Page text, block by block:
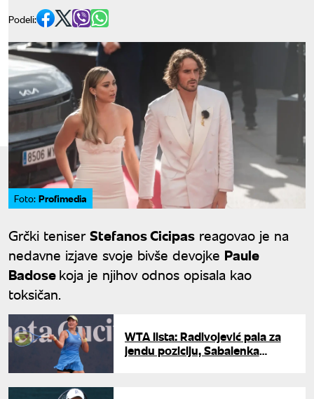
Podeli:
Foto: Profimedia
Grčki teniserStefanos Cicipas reagovao je na
nedavne izjave svoje bivše devojke Paule
Badosekoja je njihov odnos opisala kao
toksičan.
WTA lista: Radivojević pala za
jendu poziciju, Sabalenka